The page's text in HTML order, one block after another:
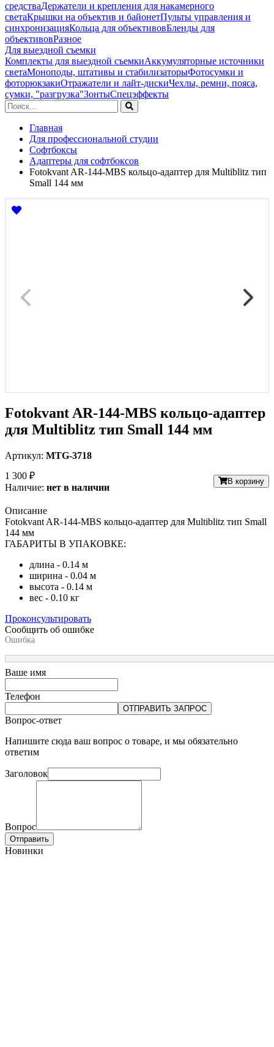
средстваДержатели и крепления для накамерного
светаКрышки на объектив и байонетПульты управления и
синхронизацияКольца для объективовБленды для
объективовРазное
Для выездной съемки
Комплекты для выездной съемкиАккумуляторные источники
светаМоноподы, штативы и стабилизаторыФотосумки и
фоторюкзакиОтражатели и лайт-дискиЧехлы, ремни, пояса,
сумки, "разгрузка"ЗонтыСпецэффекты
Главная
Для профессиональной студии
Софтбоксы
Адаптеры для софтбоксов
Fotokvant AR-144-MBS кольцо-адаптер для Multiblitz тип
Small 144 мм
Fotokvant AR-144-MBS кольцо-адаптер
для Multiblitz тип Small 144 мм
Артикул: MTG-3718
1 300 ₽
Наличие: нет в наличии
В корзину
Описание
Fotokvant AR-144-MBS кольцо-адаптер для Multiblitz тип Small
144 мм
ГАБАРИТЫ В УПАКОВКЕ:
длина - 0.14 м
ширина - 0.04 м
высота - 0.14 м
вес - 0.10 кг
Проконсультировать
Сообщить об ошибке
Ошибка
Ваше имя
Телефон
ОТПРАВИТЬ ЗАПРОС
Вопрос-ответ
Напишите сюда ваш вопрос о товаре, и мы обязательно
ответим
Заголовок
Вопрос
Отправить
Новинки